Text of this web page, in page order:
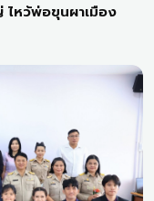
พระใหญ่ ไหว้พ่อขุนผาเมือง